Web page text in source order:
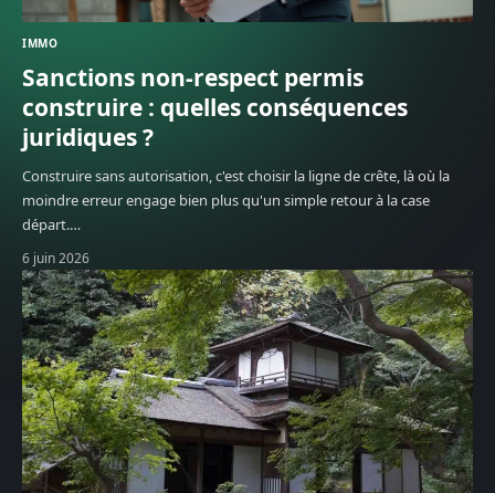
IMMO
Sanctions non-respect permis
construire : quelles conséquences
juridiques ?
Construire sans autorisation, c'est choisir la ligne de crête, là où la
moindre erreur engage bien plus qu'un simple retour à la case
départ.…
6 juin 2026